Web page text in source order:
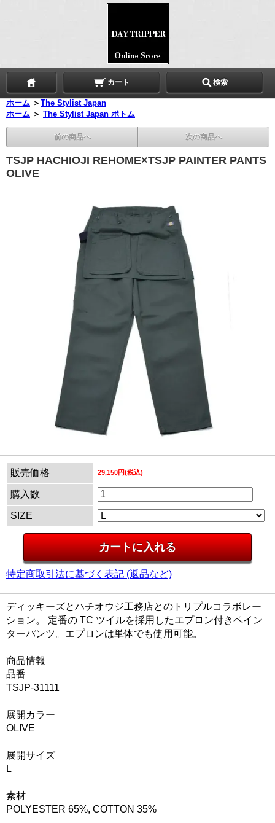
カート 検索
ホーム ＞ The Stylist Japan
ホーム ＞ The Stylist Japan ボトム
前の商品へ 次の商品へ
TSJP HACHIOJI REHOME×TSJP PAINTER PANTS
OLIVE
販売価格 29,150円(税込)
購入数
SIZE
特定商取引法に基づく表記 (返品など)
ディッキーズとハチオウジ工務店とのトリプルコラボレー
ション。 定番の TC ツイルを採用したエプロン付きペイン
ターパンツ。エプロンは単体でも使用可能。
商品情報
品番
TSJP-31111
展開カラー
OLIVE
展開サイズ
L
素材
POLYESTER 65%, COTTON 35%